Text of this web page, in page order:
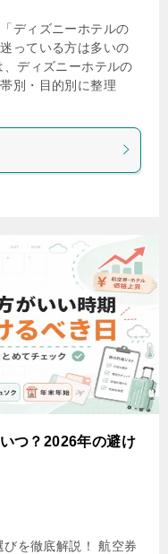
ディズニーホテルの
っている方は多いの
ディズニーホテルの
別・目的別に整理
つ？2026年の避け
を徹底解説！ 航空券